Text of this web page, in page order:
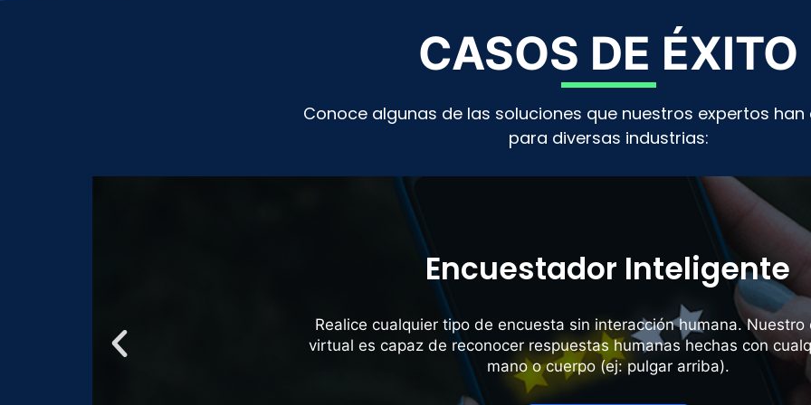
CASOS DE ÉXITO
Conoce algunas de las soluciones que nuestros expertos
para diversas industrias:
Encuestador Inteligente
Realice cualquier tipo de encuesta sin interacción humana. Nuestro
virtual es capaz de reconocer respuestas humanas hechas con
mano o cuerpo (ej: pulgar arriba).
P
r